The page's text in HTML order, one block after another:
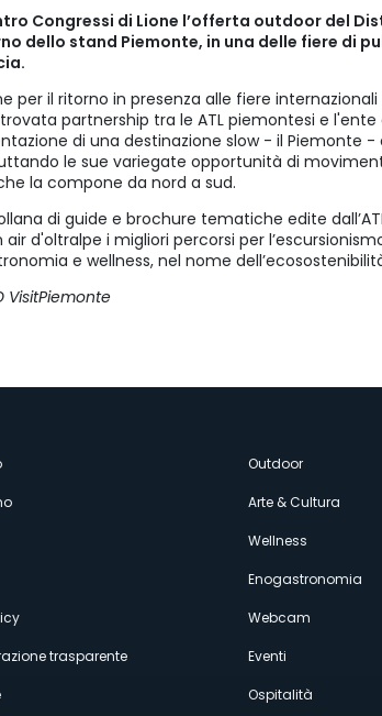
Congressi di Lione l’offerta outdoor del
dello stand Piemonte, in una delle fiere di
per il ritorno in presenza alle fiere
partnership tra le ATL piemontesi e
di una destinazione slow - il Piemonte
le sue variegate opportunità di
la compone da nord a sud.
di guide e brochure tematiche edite
d'oltralpe i migliori percorsi per
e wellness, nel nome
VisitPiemonte
trasparente
Outdoor
Arte & Cultura
Wellness
Enogastronomia
Webcam
Eventi
Ospitalità